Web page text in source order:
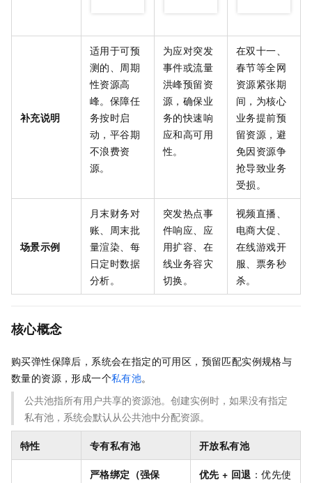
补充说明
适用于可预
测的、周期
性资源高
峰。保障任
务按时启
动，平谷期
不浪费资
源。
为应对突发
事件或流量
洪峰预留资
源，确保业
务的快速响
应和高可用
性。
在双十一、
春节等全网
资源紧张期
间，为核心
业务提前预
留资源，避
免因资源争
抢导致业务
受损。
场景示例
月末财务对
账、周末批
量渲染、每
日定时数据
分析。
突发热点事
件响应、应
用扩容、在
线业务容灾
切换。
视频直播、
电商大促、
在线游戏开
服、票务秒
杀。
核心概念
购买弹性保障后，系统会在指定的可用区，预留匹配实例规格与
数量的资源，形成一个私有池。
公共池指所有用户共享的资源池。创建实例时，如果没有指定
私有池，系统会默认从公共池中分配资源。
特性 专有私有池 开放私有池
严格绑定（强保
优先 + 回退 ：优先使